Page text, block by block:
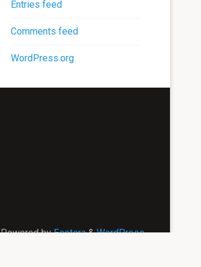
Entries feed
Comments feed
WordPress.org
Powered byEsotera&WordPress.